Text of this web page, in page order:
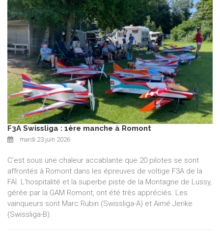
F3A Swissliga : 1ère manche à Romont
mardi 23 juin 2026
C'est sous une chaleur accablante que 20 pilotes se sont
affrontés à Romont dans les épreuves de voltige F3A de la
FAI. L'hospitalité et la superbe piste de la Montagne de Lussy,
gérée par la GAM Romont, ont été très appréciés. Les
vainqueurs sont Marc Rubin (Swissliga-A) et Aimé Jerike
(Swissliga-B).